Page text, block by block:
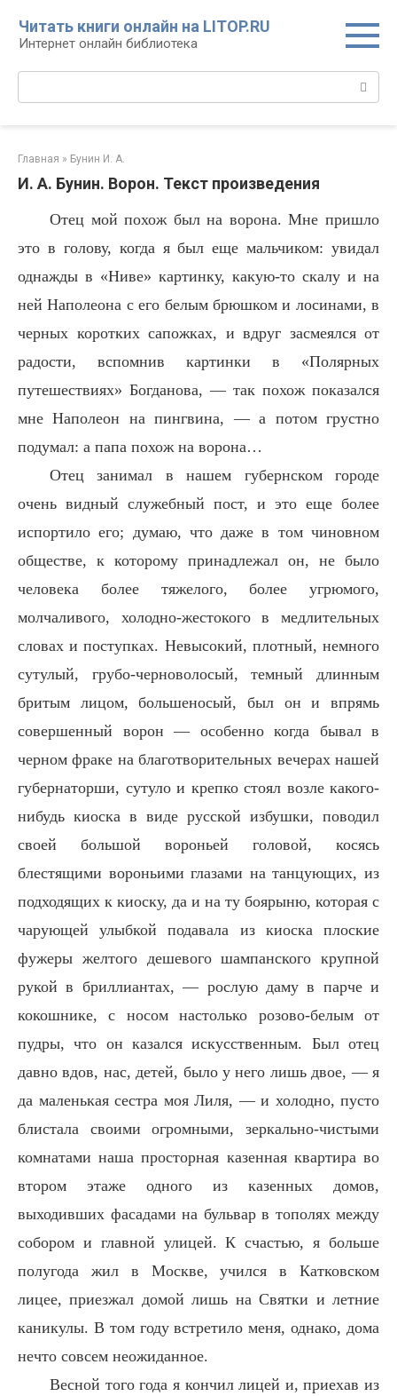
контенту
Читать книги онлайн на LITOP.RU
Интернет онлайн библиотека
Главная » Бунин И. А.
И. А. Бунин. Ворон. Текст произведения
Отец мой похож был на ворона. Мне пришло
это в голову, когда я был еще мальчиком: увидал
однажды в «Ниве» картинку, какую-то скалу и на
ней Наполеона с его белым брюшком и лосинами, в
черных коротких сапожках, и вдруг засмеялся от
радости, вспомнив картинки в «Полярных
путешествиях» Богданова, — так похож показался
мне Наполеон на пингвина, — а потом грустно
подумал: а папа похож на ворона…
Отец занимал в нашем губернском городе
очень видный служебный пост, и это еще более
испортило его; думаю, что даже в том чиновном
обществе, к которому принадлежал он, не было
человека более тяжелого, более угрюмого,
молчаливого, холодно-жестокого в медлительных
словах и поступках. Невысокий, плотный, немного
сутулый, грубо-черноволосый, темный длинным
бритым лицом, большеносый, был он и впрямь
совершенный ворон — особенно когда бывал в
черном фраке на благотворительных вечерах нашей
губернаторши, сутуло и крепко стоял возле какого-
нибудь киоска в виде русской избушки, поводил
своей большой вороньей головой, косясь
блестящими вороньими глазами на танцующих, из
подходящих к киоску, да и на ту боярыню, которая с
чарующей улыбкой подавала из киоска плоские
фужеры желтого дешевого шампанского крупной
рукой в бриллиантах, — рослую даму в парче и
кокошнике, с носом настолько розово-белым от
пудры, что он казался искусственным. Был отец
давно вдов, нас, детей, было у него лишь двое, — я
да маленькая сестра моя Лиля, — и холодно, пусто
блистала своими огромными, зеркально-чистыми
комнатами наша просторная казенная квартира во
втором этаже одного из казенных домов,
выходивших фасадами на бульвар в тополях между
собором и главной улицей. К счастью, я больше
полугода жил в Москве, учился в Катковском
лицее, приезжал домой лишь на Святки и летние
каникулы. В том году встретило меня, однако, дома
нечто совсем неожиданное.
Весной того года я кончил лицей и, приехав из